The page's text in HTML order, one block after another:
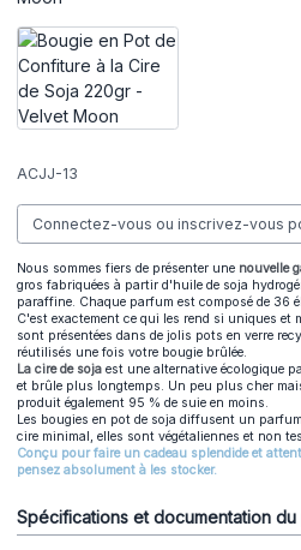
ACJJ-13
Connectez-vous ou inscrivez-vous
Nous sommes fiers de présenter une nouvelle
gros fabriquées à partir d'huile de soja
paraffine. Chaque parfum est composé de 36
C'est exactement ce qui les rend si uniques et
sont présentées dans de jolis pots en verre
réutilisés une fois votre bougie brûlée.
La cire de soja est une alternative écologique
et brûle plus longtemps. Un peu plus cher
produit également 95 % de suie en moins.
Les bougies en pot de soja diffusent un
cire minimal, elles sont végétaliennes et non
Conçu pour faire un cadeau splendide et
pensez absolument à les stocker.
Spécifications et documentation